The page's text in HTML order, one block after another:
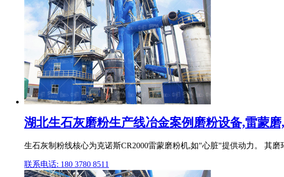
湖北生石灰磨粉生产线冶金案例磨粉设备,雷蒙磨
生石灰制粉线核心为克诺斯CR2000雷蒙磨粉机,如"心脏"提供动力。 其
联系电话: 180 3780 8511